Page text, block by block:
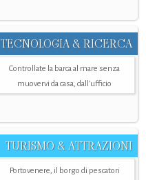
TECNOLOGIA & RICERCA
Controllate la barca al mare senza
muovervi da casa, dall’ufficio
TURISMO & ATTRAZIONI
Portovenere, il borgo di pescatori